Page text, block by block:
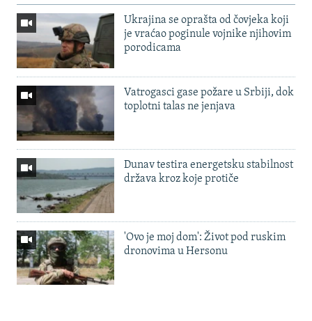
Ukrajina se oprašta od čovjeka koji
je vraćao poginule vojnike njihovim
porodicama
Vatrogasci gase požare u Srbiji, dok
toplotni talas ne jenjava
Dunav testira energetsku stabilnost
država kroz koje protiče
'Ovo je moj dom': Život pod ruskim
dronovima u Hersonu